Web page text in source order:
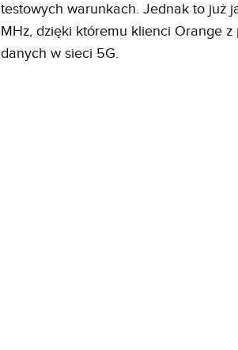
testowych warunkach. Jednak to już
MHz, dzięki któremu klienci Orange
danych w sieci 5G.